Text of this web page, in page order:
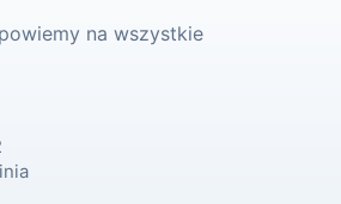
na wszystkie